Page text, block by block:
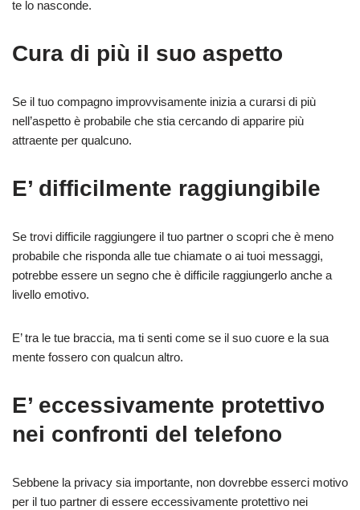
te lo nasconde.
Cura di più il suo aspetto
Se il tuo compagno improvvisamente inizia a curarsi di più
nell’aspetto è probabile che stia cercando di apparire più
attraente per qualcuno.
E’ difficilmente raggiungibile
Se trovi difficile raggiungere il tuo partner o scopri che è meno
probabile che risponda alle tue chiamate o ai tuoi messaggi,
potrebbe essere un segno che è difficile raggiungerlo anche a
livello emotivo.
E’ tra le tue braccia, ma ti senti come se il suo cuore e la sua
mente fossero con qualcun altro.
E’ eccessivamente protettivo
nei confronti del telefono
Sebbene la privacy sia importante, non dovrebbe esserci motivo
per il tuo partner di essere eccessivamente protettivo nei